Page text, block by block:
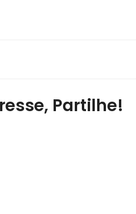
Partilhe!